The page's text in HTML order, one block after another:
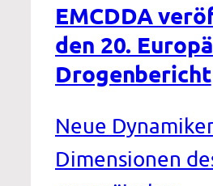
EMCDDA
den 20.
Drogenbericht
Neue
Dimensionen